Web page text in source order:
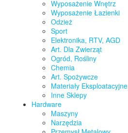
Wyposażenie Wnętrz
Wyposażenie Łazienki
Odzież
Sport
Elektronika, RTV, AGD
Art. Dla Zwierząt
Ogród, Rośliny
Chemia
Art. Spożywcze
Materiały Eksploatacyjne
Inne Sklepy
Hardware
Maszyny
Narzędzia